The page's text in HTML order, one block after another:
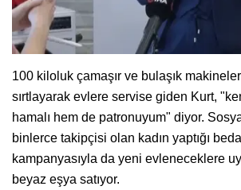
100 kiloluk çamaşır ve bulaşık
sırtlayarak evlere servise giden Kurt,
hamalı hem de patronuyum" diyor.
binlerce takipçisi olan kadın yaptığı
kampanyasıyla da yeni evleneceklere
beyaz eşya satıyor.